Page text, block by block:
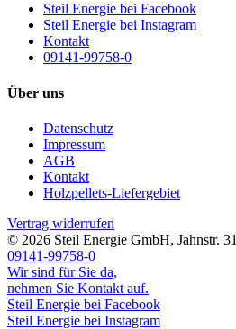
Steil Energie bei Facebook
Steil Energie bei Instagram
Kontakt
09141-99758-0
Über uns
Datenschutz
Impressum
AGB
Kontakt
Holzpellets-Liefergebiet
Vertrag widerrufen
© 2026 Steil Energie GmbH, Jahnstr. 31
09141-99758-0
Wir sind für Sie da,
nehmen Sie Kontakt auf.
Steil Energie bei Facebook
Steil Energie bei Instagram